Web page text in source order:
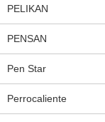
PELIKAN
PENSAN
Pen Star
Perrocaliente